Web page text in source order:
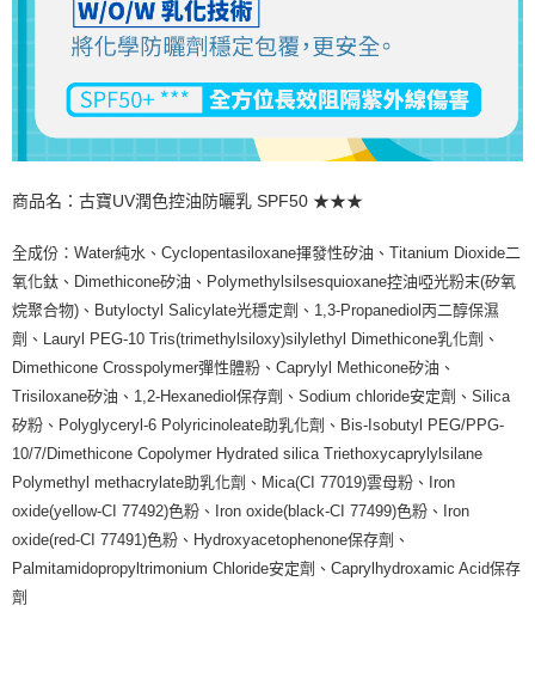
商品名：古寶UV潤色控油防曬乳 SPF50 ★★★
全成份：Water純水、Cyclopentasiloxane揮發性矽油、Titanium Dioxide二
氧化鈦、Dimethicone矽油、Polymethylsilsesquioxane控油啞光粉末(矽氧
烷聚合物)、Butyloctyl Salicylate光穩定劑、1,3-Propanediol丙二醇保濕
劑、Lauryl PEG-10 Tris(trimethylsiloxy)silylethyl Dimethicone乳化劑、
Dimethicone Crosspolymer彈性體粉、Caprylyl Methicone矽油、
Trisiloxane矽油、1,2-Hexanediol保存劑、Sodium chloride安定劑、Silica
矽粉、Polyglyceryl-6 Polyricinoleate助乳化劑、Bis-Isobutyl PEG/PPG-
10/7/Dimethicone Copolymer Hydrated silica Triethoxycaprylylsilane
Polymethyl methacrylate助乳化劑、Mica(CI 77019)雲母粉、Iron
oxide(yellow-CI 77492)色粉、Iron oxide(black-CI 77499)色粉、Iron
oxide(red-CI 77491)色粉、Hydroxyacetophenone保存劑、
Palmitamidopropyltrimonium Chloride安定劑、Caprylhydroxamic Acid保存
劑